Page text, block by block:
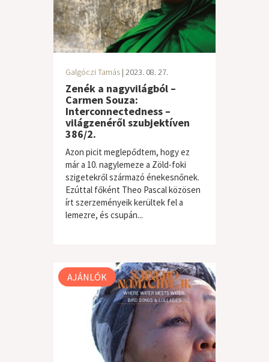
Galgóczi Tamás | 2023. 08. 27.
Zenék a nagyvilágból –
Carmen Souza:
Interconnectedness –
világzenéről szubjektíven
386/2.
Azon picit meglepődtem, hogy ez
már a 10. nagylemeze a Zöld-foki
szigetekről származó énekesnőnek.
Ezúttal főként Theo Pascal közösen
írt szerzeményeik kerültek fel a
lemezre, és csupán...
világzene / folk
AJÁNLÓK